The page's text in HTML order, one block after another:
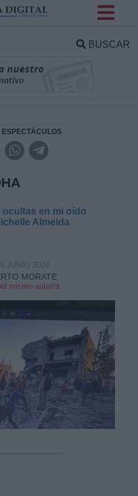
BUSCAR
ESPECTÁCULOS
en mi oído
Almeida
MORATE
mismo autor/a
JUNIO 2024